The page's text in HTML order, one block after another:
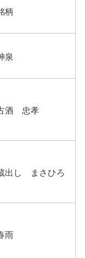
柄
泉
酒 忠孝
出し まさひろ
雨